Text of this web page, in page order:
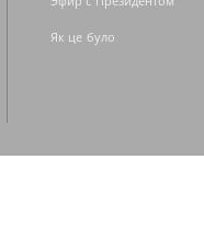
Як це було